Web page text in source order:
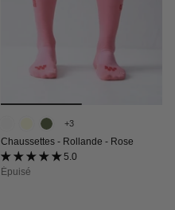
+3
Chaussettes - Rollande - Rose
5.0 (3 avis)
Épuisé